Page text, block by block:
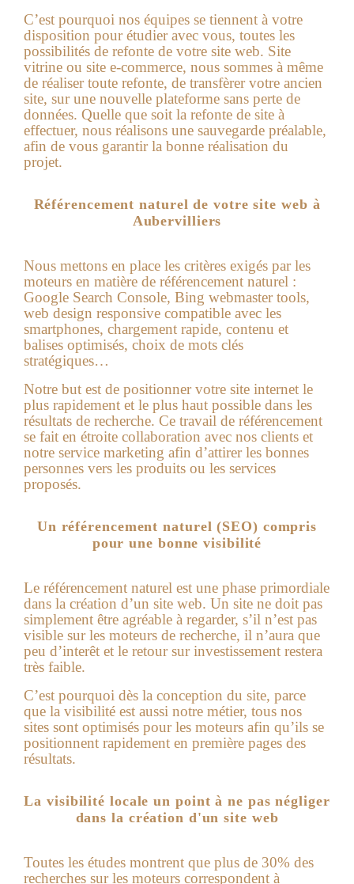
C’est pourquoi nos équipes se tiennent à votre
disposition pour étudier avec vous, toutes les
possibilités de refonte de votre site web. Site
vitrine ou site e-commerce, nous sommes à même
de réaliser toute refonte, de transfèrer votre ancien
site, sur une nouvelle plateforme sans perte de
données. Quelle que soit la refonte de site à
effectuer, nous réalisons une sauvegarde préalable,
afin de vous garantir la bonne réalisation du
projet.
Référencement naturel de votre site web à
Aubervilliers
Nous mettons en place les critères exigés par les
moteurs en matière de référencement naturel :
Google Search Console, Bing webmaster tools,
web design responsive compatible avec les
smartphones, chargement rapide, contenu et
balises optimisés, choix de mots clés
stratégiques…
Notre but est de positionner votre site internet le
plus rapidement et le plus haut possible dans les
résultats de recherche. Ce travail de référencement
se fait en étroite collaboration avec nos clients et
notre service marketing afin d’attirer les bonnes
personnes vers les produits ou les services
proposés.
Un référencement naturel (SEO) compris
pour une bonne visibilité
Le référencement naturel est une phase primordiale
dans la création d’un site web. Un site ne doit pas
simplement être agréable à regarder, s’il n’est pas
visible sur les moteurs de recherche, il n’aura que
peu d’interêt et le retour sur investissement restera
très faible.
C’est pourquoi dès la conception du site, parce
que la visibilité est aussi notre métier, tous nos
sites sont optimisés pour les moteurs afin qu’ils se
positionnent rapidement en première pages des
résultats.
La visibilité locale un point à ne pas négliger
dans la création d'un site web
Toutes les études montrent que plus de 30% des
recherches sur les moteurs correspondent à